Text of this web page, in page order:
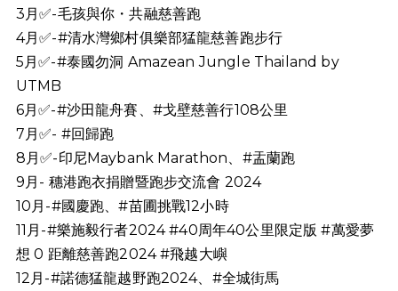
3月✅-毛孩與你・共融慈善跑
4月✅-#清水灣鄉村俱樂部猛龍慈善跑步行
5月✅-#泰國勿洞 Amazean Jungle Thailand by
UTMB
6月✅-#沙田龍舟賽、 #戈壁慈善行108公里
7月✅- #回歸跑
8月✅-印尼Maybank Marathon、 #盂蘭跑
9月- 穗港跑衣捐贈暨跑步交流會 2024
10月-#國慶跑、#苗圃挑戰12小時
11月-#樂施毅行者2024 #40周年40公里限定版 #萬愛夢
想 0 距離慈善跑2024#飛越大嶼
12月-#諾德猛龍越野跑2024、 #全城街馬